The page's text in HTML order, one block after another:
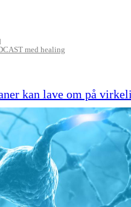
med healing
kan lave om på